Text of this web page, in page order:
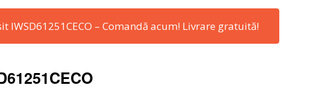
IWSD61251CECO – Comandă acum! Livrare gratuită!